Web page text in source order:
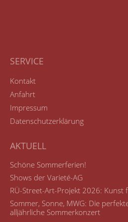
SERVICE
Kontakt
Anfahrt
Impressum
Datenschutzerklärung
AKTUELL
Schöne Sommerferien!
Shows der Varieté-AG
RÜ-Street-Art-Projekt 2026: Kunst
Sommer, Sonne, MWG: Die
alljährliche Sommerkonzert